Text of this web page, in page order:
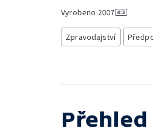
Vyrobeno 2007
Zpravodajství